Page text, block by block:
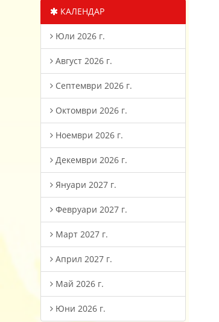
КАЛЕНДАР
Юли 2026 г.
Август 2026 г.
Септември 2026 г.
Октомври 2026 г.
Ноември 2026 г.
Декември 2026 г.
Януари 2027 г.
Февруари 2027 г.
Март 2027 г.
Април 2027 г.
Май 2026 г.
Юни 2026 г.